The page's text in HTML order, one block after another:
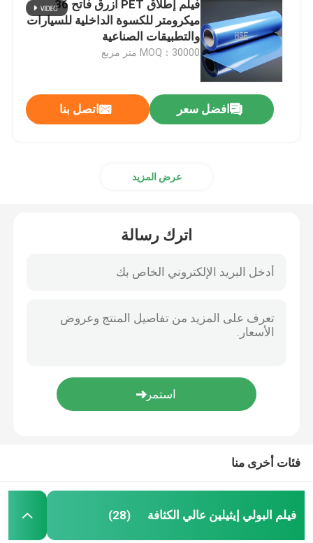
فيلم غير سليكوني
فيلم اليوريثان الحراري البلاستيكي
فيلم إطلاق PET أزرق فاتح 36
ميكرومتر للكسوة الداخلية للسيارات
والتطبيقات الصناعية
MOQ：30000 متر مربع
افضل سعر اتصل بنا
عرض المزيد
اترك رسالة
فئات أخرى منا
فيلم البولي إيثيلين عالي الكثافة (28)